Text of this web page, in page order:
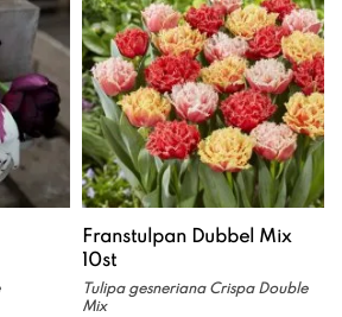
Franstulpan Dubbel Mix
10st
Tulipa gesneriana Crispa Double
Mix